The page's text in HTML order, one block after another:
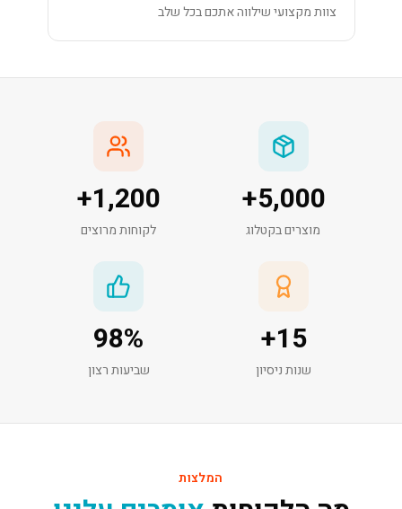
צוות מקצועי שילווה אתכם בכל שלב
5,000
+
מוצרים בקטלוג
1,200
+
לקוחות מרוצים
15
+
שנות ניסיון
98%
שביעות רצון
המלצות